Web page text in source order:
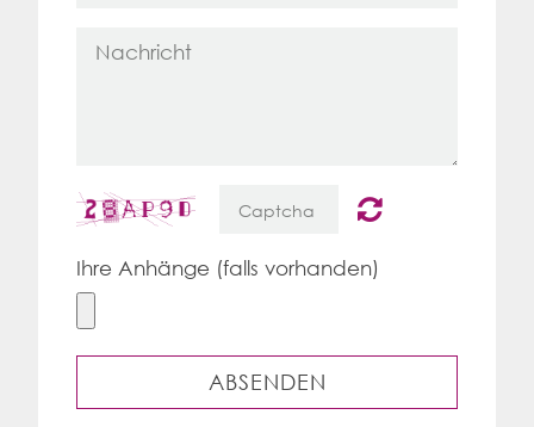
Ihre Anhänge (falls vorhanden)
ABSENDEN